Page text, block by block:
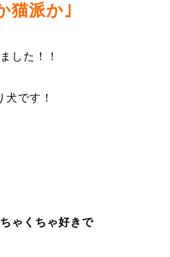
猫派か｣
した！！
犬です！
ゃくちゃ好きで